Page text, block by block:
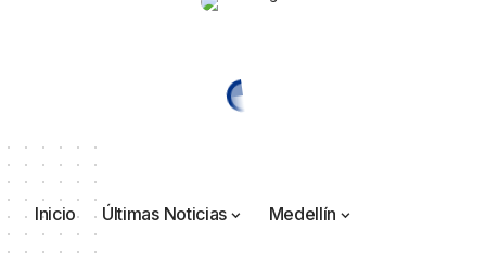
Inicio Últimas Noticias Medellín